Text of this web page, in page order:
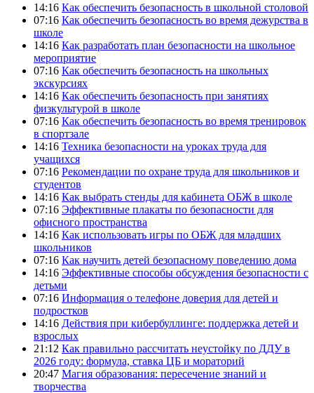
14:16 Как обеспечить безопасность в школьной столовой
07:16 Как обеспечить безопасность во время дежурства в
школе
14:16 Как разработать план безопасности на школьное
мероприятие
07:16 Как обеспечить безопасность на школьных
экскурсиях
14:16 Как обеспечить безопасность при занятиях
физкультурой в школе
07:16 Как обеспечить безопасность во время тренировок
в спортзале
14:16 Техника безопасности на уроках труда для
учащихся
07:16 Рекомендации по охране труда для школьников и
студентов
14:16 Как выбрать стенды для кабинета ОБЖ в школе
07:16 Эффективные плакаты по безопасности для
офисного пространства
14:16 Как использовать игры по ОБЖ для младших
школьников
07:16 Как научить детей безопасному поведению дома
14:16 Эффективные способы обсуждения безопасности с
детьми
07:16 Информация о телефоне доверия для детей и
подростков
14:16 Действия при кибербуллинге: поддержка детей и
взрослых
21:12 Как правильно рассчитать неустойку по ДДУ в
2026 году: формула, ставка ЦБ и мораторий
20:47 Магия образования: пересечение знаний и
творчества